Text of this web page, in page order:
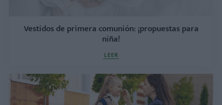
Vestidos de primera comunión: ¡propuestas para
niña!
LEER